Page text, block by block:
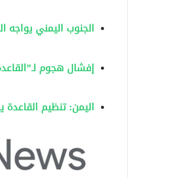
الجنوب اليمني يواجه
إفشال هجوم
اليمن: تنظيم القاعدة